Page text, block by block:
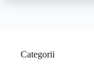
Categorii